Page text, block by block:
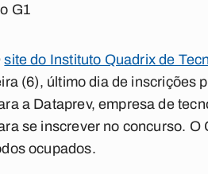
G1
site do Instituto Quadrix de
(6), último dia de inscrições
a Dataprev, empresa de
se inscrever no concurso.
ocupados.